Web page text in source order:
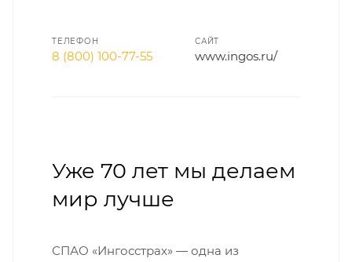
ТЕЛЕФОН
8 (800) 100-77-55
САЙТ
www.ingos.ru/
Уже 70 лет мы делаем
мир лучше
СПАО «Ингосстрах» — одна из